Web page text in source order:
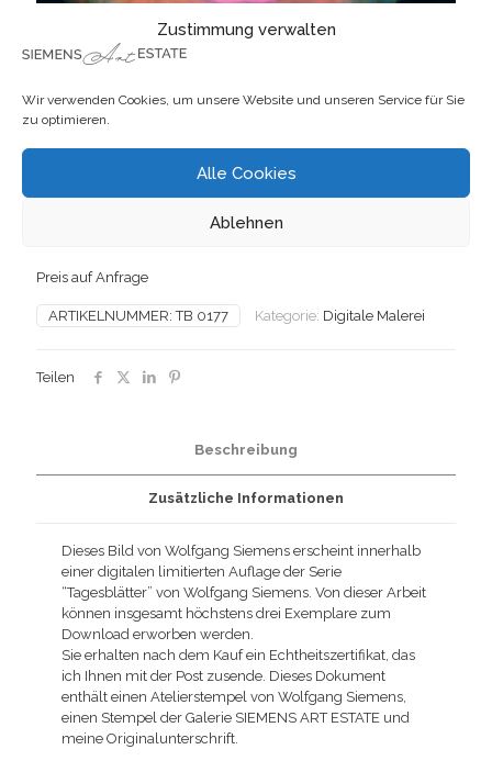
Zustimmung verwalten
Wir verwenden Cookies, um unsere Website und unseren Service für Sie
zu optimieren.
Alle Cookies
Ablehnen
Digitale Malerei 0177
Preis auf Anfrage
ARTIKELNUMMER:TB 0177 Kategorie: Digitale Malerei
Teilen
Beschreibung
Zusätzliche Informationen
Dieses Bild von Wolfgang Siemens erscheint innerhalb
einer digitalen limitierten Auflage der Serie
“Tagesblätter” von Wolfgang Siemens. Von dieser Arbeit
können insgesamt höchstens drei Exemplare zum
Download erworben werden.
Sie erhalten nach dem Kauf ein Echtheitszertifikat, das
ich Ihnen mit der Post zusende. Dieses Dokument
enthält einen Atelierstempel von Wolfgang Siemens,
einen Stempel der Galerie SIEMENS ART ESTATE und
meine Originalunterschrift.